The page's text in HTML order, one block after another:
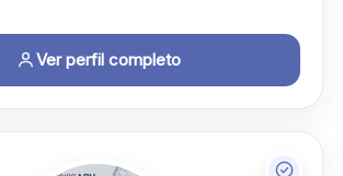
Ver perfil completo